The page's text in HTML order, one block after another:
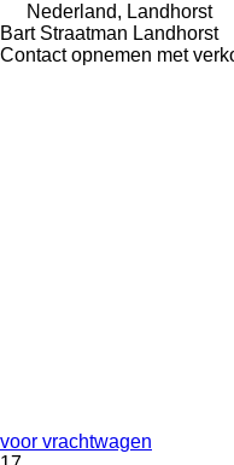
Nederland, Landhorst
Bart Straatman Landhorst
Contact opnemen met
voor vrachtwagen